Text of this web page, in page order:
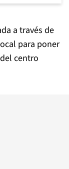
a través de
para poner
centro